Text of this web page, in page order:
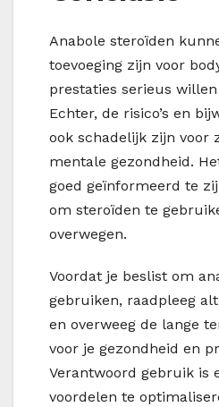
Anabole steroïden
toevoeging zijn voor
prestaties serieus
Echter, de risico’s en
ook schadelijk zijn voor
mentale gezondheid.
goed geïnformeerd te
om steroïden te
overwegen.
Voordat je beslist om
gebruiken, raadpleeg
en overweeg de lange
voor je gezondheid en
Verantwoord gebruik is
voordelen te